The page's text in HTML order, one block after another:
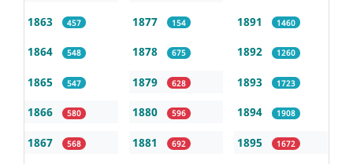
1863 457
1864 548
1865 547
1866 580
1867 568
1877 154
1878 675
1879 628
1880 596
1881 692
1891 1460
1892 1260
1893 1723
1894 1908
1895 1672